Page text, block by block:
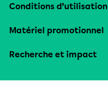
Conditions d’utilisation
Matériel promotionnel
Recherche et impact